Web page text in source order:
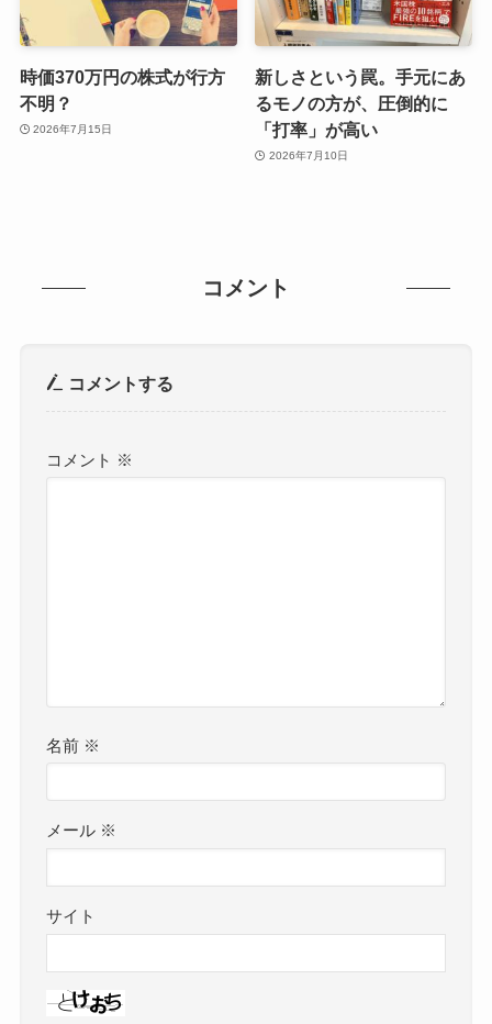
時価370万円の株式が行方
不明？
2026年7月15日
新しさという罠。手元にあ
るモノの方が、圧倒的に
「打率」が高い
2026年7月10日
コメント
コメントする
コメント ※
名前 ※
メール ※
サイト